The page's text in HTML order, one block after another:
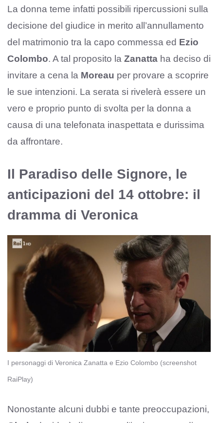
La donna teme infatti possibili ripercussioni sulla
decisione del giudice in merito all’annullamento
del matrimonio tra la capo commessa ed Ezio
Colombo. A tal proposito la Zanatta ha deciso di
invitare a cena la Moreau per provare a scoprire
le sue intenzioni. La serata si rivelerà essere un
vero e proprio punto di svolta per la donna a
causa di una telefonata inaspettata e durissima
da affrontare.
Il Paradiso delle Signore, le
anticipazioni del 14 ottobre: il
dramma di Veronica
I personaggi di Veronica Zanatta e Ezio Colombo (screenshot
RaiPlay)
Nonostante alcuni dubbi e tante preoccupazioni,